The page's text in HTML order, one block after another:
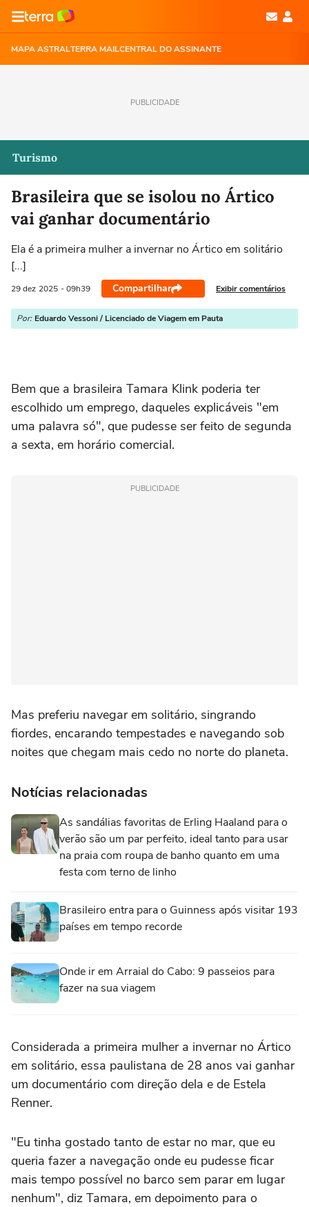
MAPA ASTRALTERRA MAILCENTRAL DO ASSINANTE
PUBLICIDADE
Turismo
Brasileira que se isolou no Ártico
vai ganhar documentário
Ela é a primeira mulher a invernar no Ártico em solitário
[...]
29 dez 2025 - 09h39 Compartilhar Exibir comentários
Por: Eduardo Vessoni / Licenciado de Viagem em Pauta
Bem que a brasileira Tamara Klink poderia ter
escolhido um emprego, daqueles explicáveis "em
uma palavra só", que pudesse ser feito de segunda
a sexta, em horário comercial.
PUBLICIDADE
Mas preferiu navegar em solitário, singrando
fiordes, encarando tempestades e navegando sob
noites que chegam mais cedo no norte do planeta.
Notícias relacionadas
As sandálias favoritas de Erling Haaland para o
verão são um par perfeito, ideal tanto para usar
na praia com roupa de banho quanto em uma
festa com terno de linho
Brasileiro entra para o Guinness após visitar 193
países em tempo recorde
Onde ir em Arraial do Cabo: 9 passeios para
fazer na sua viagem
Considerada a primeira mulher a invernar no Ártico
em solitário, essa paulistana de 28 anos vai ganhar
um documentário com direção dela e de Estela
Renner.
"Eu tinha gostado tanto de estar no mar, que eu
queria fazer a navegação onde eu pudesse ficar
mais tempo possível no barco sem parar em lugar
nenhum", diz Tamara, em depoimento para o